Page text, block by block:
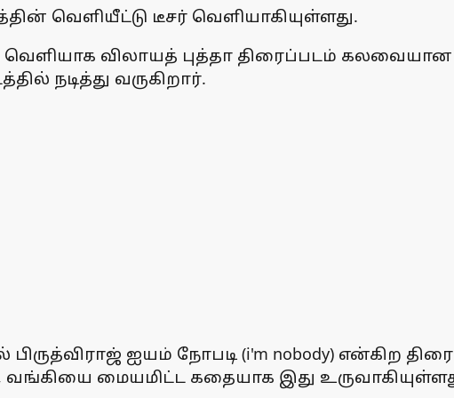
வெளியீட்டு டீசர் வெளியாகியுள்ளது.
வெளியாக விலாயத் புத்தா திரைப்படம்
நடித்து வருகிறார்.
ஐயம் நோபடி (i'm nobody) என்கிற
வங்கியை மையமிட்ட கதையாக இது